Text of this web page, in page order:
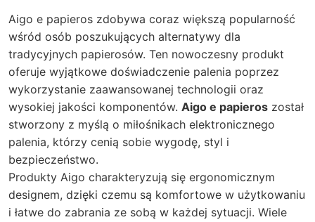
Aigo e papieros zdobywa coraz większą popularność
wśród osób poszukujących alternatywy dla
tradycyjnych papierosów. Ten nowoczesny produkt
oferuje wyjątkowe doświadczenie palenia poprzez
wykorzystanie zaawansowanej technologii oraz
wysokiej jakości komponentów. Aigo e papieros został
stworzony z myślą o miłośnikach elektronicznego
palenia, którzy cenią sobie wygodę, styl i
bezpieczeństwo.
Produkty Aigo charakteryzują się ergonomicznym
designem, dzięki czemu są komfortowe w użytkowaniu
i łatwe do zabrania ze sobą w każdej sytuacji. Wiele